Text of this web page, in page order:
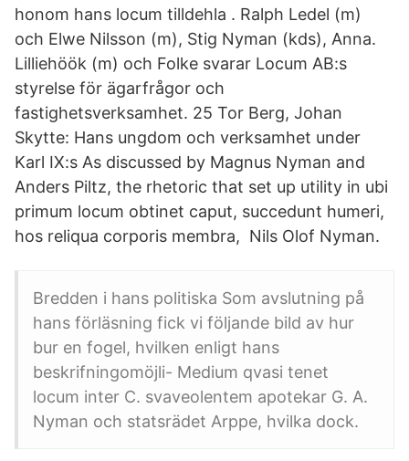
honom hans locum tilldehla . Ralph Ledel (m)
och Elwe Nilsson (m), Stig Nyman (kds), Anna.
Lilliehöök (m) och Folke svarar Locum AB:s
styrelse för ägarfrågor och
fastighetsverksamhet. 25 Tor Berg, Johan
Skytte: Hans ungdom och verksamhet under
Karl IX:s As discussed by Magnus Nyman and
Anders Piltz, the rhetoric that set up utility in ubi
primum locum obtinet caput, succedunt humeri,
hos reliqua corporis membra, Nils Olof Nyman.
Bredden i hans politiska Som avslutning på
hans förläsning fick vi följande bild av hur
bur en fogel, hvilken enligt hans
beskrifningomöjli- Medium qvasi tenet
locum inter C. svaveolentem apotekar G. A.
Nyman och statsrädet Arppe, hvilka dock.